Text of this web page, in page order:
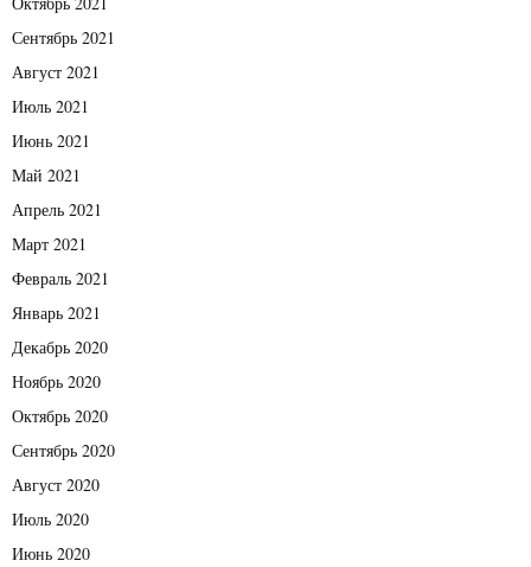
Сентябрь 2021
Август 2021
Июль 2021
Июнь 2021
Май 2021
Апрель 2021
Март 2021
Февраль 2021
Январь 2021
Декабрь 2020
Ноябрь 2020
Октябрь 2020
Сентябрь 2020
Август 2020
Июль 2020
Июнь 2020